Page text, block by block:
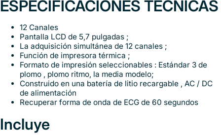
ESPECIFICACIONES TÉCNICAS
12 Canales
Pantalla LCD de 5,7 pulgadas ;
La adquisición simultánea de 12 canales ;
Función de impresora térmica ;
Formato de impresión seleccionables : Estándar 3 de
plomo , plomo ritmo, la media modelo;
Construido en una batería de litio recargable , AC / DC
de alimentación
Recuperar forma de onda de ECG de 60 segundos
Incluye